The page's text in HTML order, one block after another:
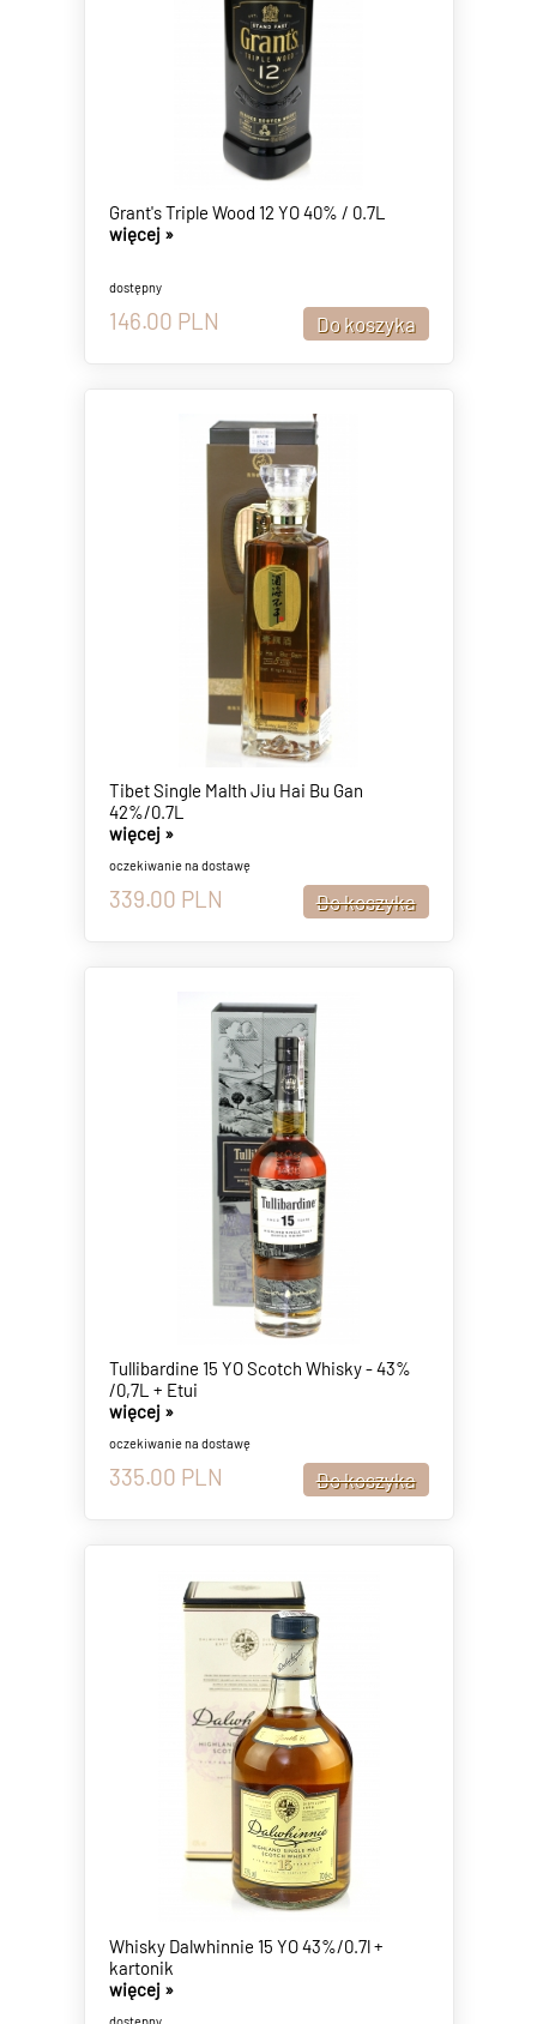
Grant's Triple Wood 12 YO 40% / 0.7L
więcej »
dostępny
146.00 PLN
Tibet Single Malth Jiu Hai Bu Gan
42%/0.7L
więcej »
oczekiwanie na dostawę
339.00 PLN
Tullibardine 15 YO Scotch Whisky - 43%
/0,7L + Etui
więcej »
oczekiwanie na dostawę
335.00 PLN
Whisky Dalwhinnie 15 YO 43%/0.7l +
kartonik
więcej »